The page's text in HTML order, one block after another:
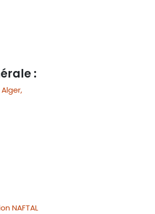
:
NAFTAL